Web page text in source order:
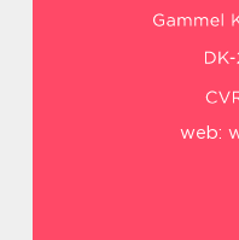
web: